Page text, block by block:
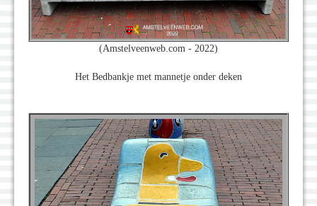
(Amstelveenweb.com - 2022)
Het Bedbankje met mannetje onder deken